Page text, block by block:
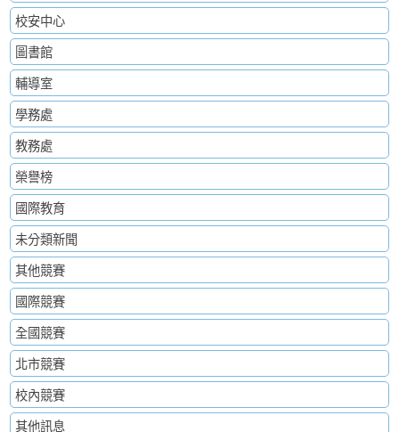
校安中心
圖書館
輔導室
學務處
教務處
榮譽榜
國際教育
未分類新聞
其他競賽
國際競賽
全國競賽
北市競賽
校內競賽
其他訊息